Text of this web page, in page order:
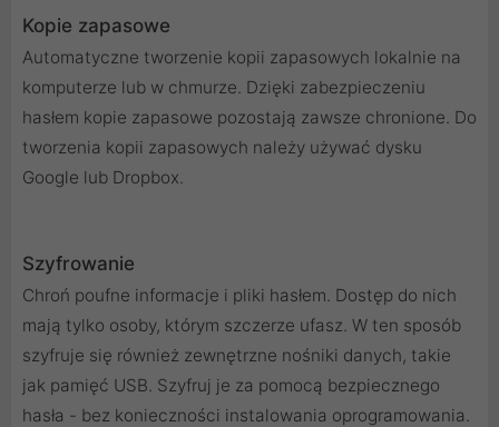
Kopie zapasowe
Automatyczne tworzenie kopii zapasowych lokalnie na
komputerze lub w chmurze. Dzięki zabezpieczeniu
hasłem kopie zapasowe pozostają zawsze chronione. Do
tworzenia kopii zapasowych należy używać dysku
Google lub Dropbox.
Szyfrowanie
Chroń poufne informacje i pliki hasłem. Dostęp do nich
mają tylko osoby, którym szczerze ufasz. W ten sposób
szyfruje się również zewnętrzne nośniki danych, takie
jak pamięć USB. Szyfruj je za pomocą bezpiecznego
hasła - bez konieczności instalowania oprogramowania.